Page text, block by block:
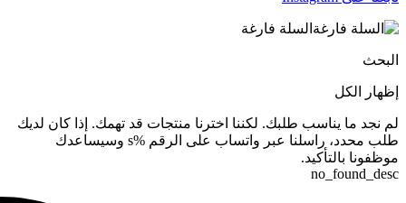
السلة فارغة
البحث
إظهار الكل
لم نجد ما يناسب طلبك. لكننا اخترنا منتجات قد تهمك. إذا كان لديك
طلب محدد، راسلنا عبر واتساب على الرقم %s وسيساعدك
موظفونا بالتأكيد.
no_found_desc